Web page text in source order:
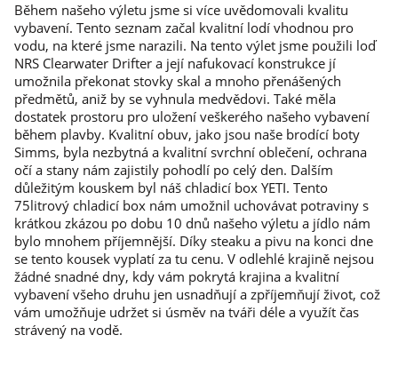
Během našeho výletu jsme si více uvědomovali kvalitu
vybavení. Tento seznam začal kvalitní lodí vhodnou pro
vodu, na které jsme narazili. Na tento výlet jsme použili loď
NRS Clearwater Drifter a její nafukovací konstrukce jí
umožnila překonat stovky skal a mnoho přenášených
předmětů, aniž by se vyhnula medvědovi. Také měla
dostatek prostoru pro uložení veškerého našeho vybavení
během plavby. Kvalitní obuv, jako jsou naše brodící boty
Simms, byla nezbytná a kvalitní svrchní oblečení, ochrana
očí a stany nám zajistily pohodlí po celý den. Dalším
důležitým kouskem byl náš chladicí box YETI. Tento
75litrový chladicí box nám umožnil uchovávat potraviny s
krátkou zkázou po dobu 10 dnů našeho výletu a jídlo nám
bylo mnohem příjemnější. Díky steaku a pivu na konci dne
se tento kousek vyplatí za tu cenu. V odlehlé krajině nejsou
žádné snadné dny, kdy vám pokrytá krajina a kvalitní
vybavení všeho druhu jen usnadňují a zpříjemňují život, což
vám umožňuje udržet si úsměv na tváři déle a využít čas
strávený na vodě.